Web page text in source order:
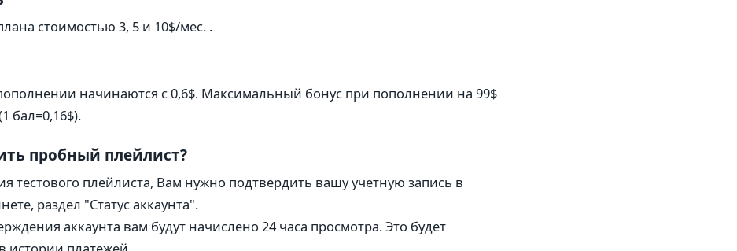
стоимостью 3, 5 и 10$/мес. .
начинаются с 0,6$. Максимальный бонус при пополнении на 99$
бал=0,16$).
пробный плейлист?
тестового плейлиста, Вам нужно подтвердить вашу учетную запись в
раздел "Статус аккаунта".
аккаунта вам будут начислено 24 часа просмотра. Это будет